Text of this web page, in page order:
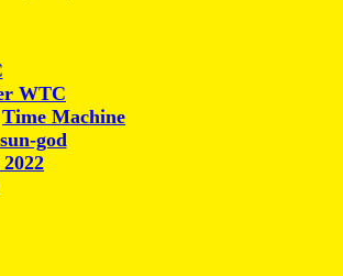
WTC
Time Machine
god